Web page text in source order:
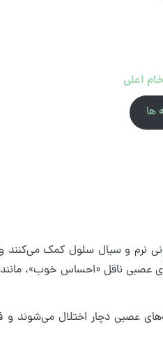
اعلی
ها
امگا۳ به تشکیل پوشش بیرونی نرم و سیال سلول
عصبی ناقل «احساس خوب»،
عصبی دچار اختلال می‌شوند و